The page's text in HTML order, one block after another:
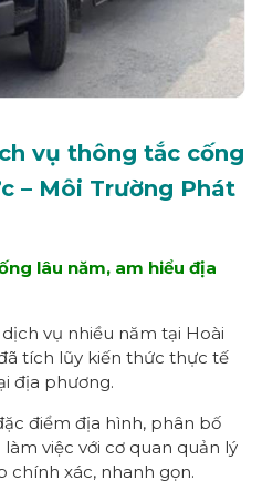
vụ thông tắc cống
– Môi Trường Phát
lâu năm, am hiểu địa
vụ nhiều năm tại Hoài
tích lũy kiến thức thực tế
địa phương.
điểm địa hình, phân bố
việc với cơ quan quản lý
chính xác, nhanh gọn.